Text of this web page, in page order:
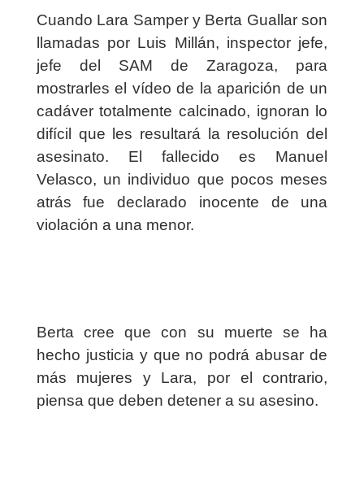
Cuando Lara Samper y Berta Guallar son
llamadas por Luis Millán, inspector jefe,
jefe del SAM de Zaragoza, para
mostrarles el vídeo de la aparición de un
cadáver totalmente calcinado, ignoran lo
difícil que les resultará la resolución del
asesinato. El fallecido es Manuel
Velasco, un individuo que pocos meses
atrás fue declarado inocente de una
violación a una menor.
Berta cree que con su muerte se ha
hecho justicia y que no podrá abusar de
más mujeres y Lara, por el contrario,
piensa que deben detener a su asesino.